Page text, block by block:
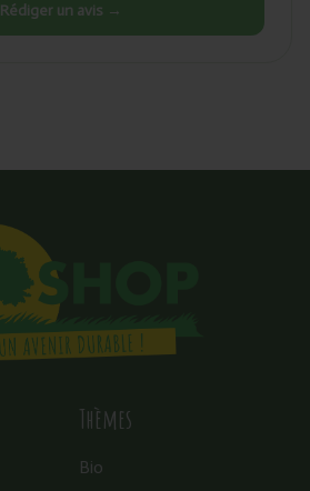
Rédiger un avis →
Thèmes
Bio